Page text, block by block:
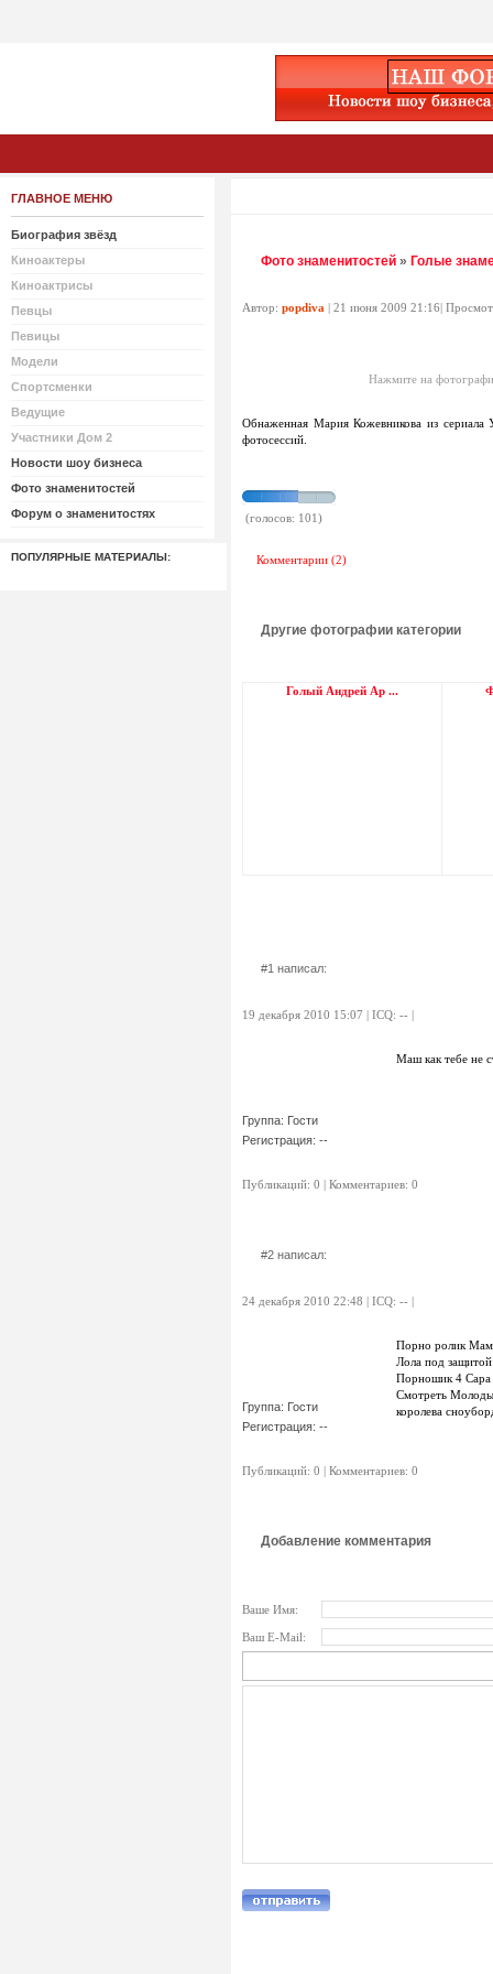
ГЛАВНОЕ МЕНЮ
Биография звёзд
Киноактеры
Киноактрисы
Певцы
Певицы
Модели
Спортсменки
Ведущие
Участники Дом 2
Новости шоу бизнеса
Фото знаменитостей
Форум о знаменитостях
ПОПУЛЯРНЫЕ МАТЕРИАЛЫ:
Фото знаменитостей » Голые
Автор: popdiva | 21 июня 2009 21:16|
Нажмите на
Обнаженная Мария Кожевникова из
фотосессий.
(голосов: 101)
Комментарии (2)
Другие фотографии категории
Голый Андрей Ар ...
#1 написал:
19 декабря 2010 15:07 | ICQ: -- |
Группа: Гости
Регистрация: --
Маш как тебе не
Публикаций: 0 | Комментариев: 0
#2 написал:
24 декабря 2010 22:48 | ICQ: -- |
Группа: Гости
Регистрация: --
Порно ролик
Лола под
Порношик 4 Сара
Смотреть
королева
Публикаций: 0 | Комментариев: 0
Добавление комментария
Ваше Имя:
Ваш E-Mail: